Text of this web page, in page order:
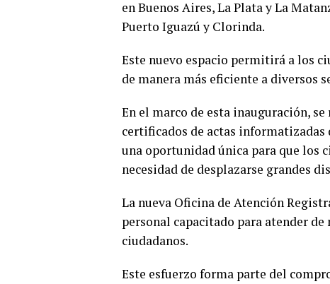
en Buenos Aires, La Plata y La
Puerto Iguazú y Clorinda.
Este nuevo espacio permitirá a los
de manera más eficiente a diversos
En el marco de esta inauguración,
certificados de actas
una oportunidad única para que los
necesidad de desplazarse grandes
La nueva Oficina de Atención
personal capacitado para atender
ciudadanos.
Este esfuerzo forma parte del